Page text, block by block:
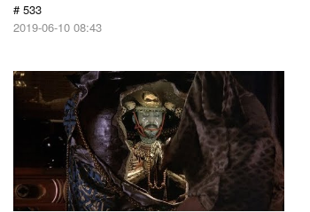
# 533
2019-06-10 08:43